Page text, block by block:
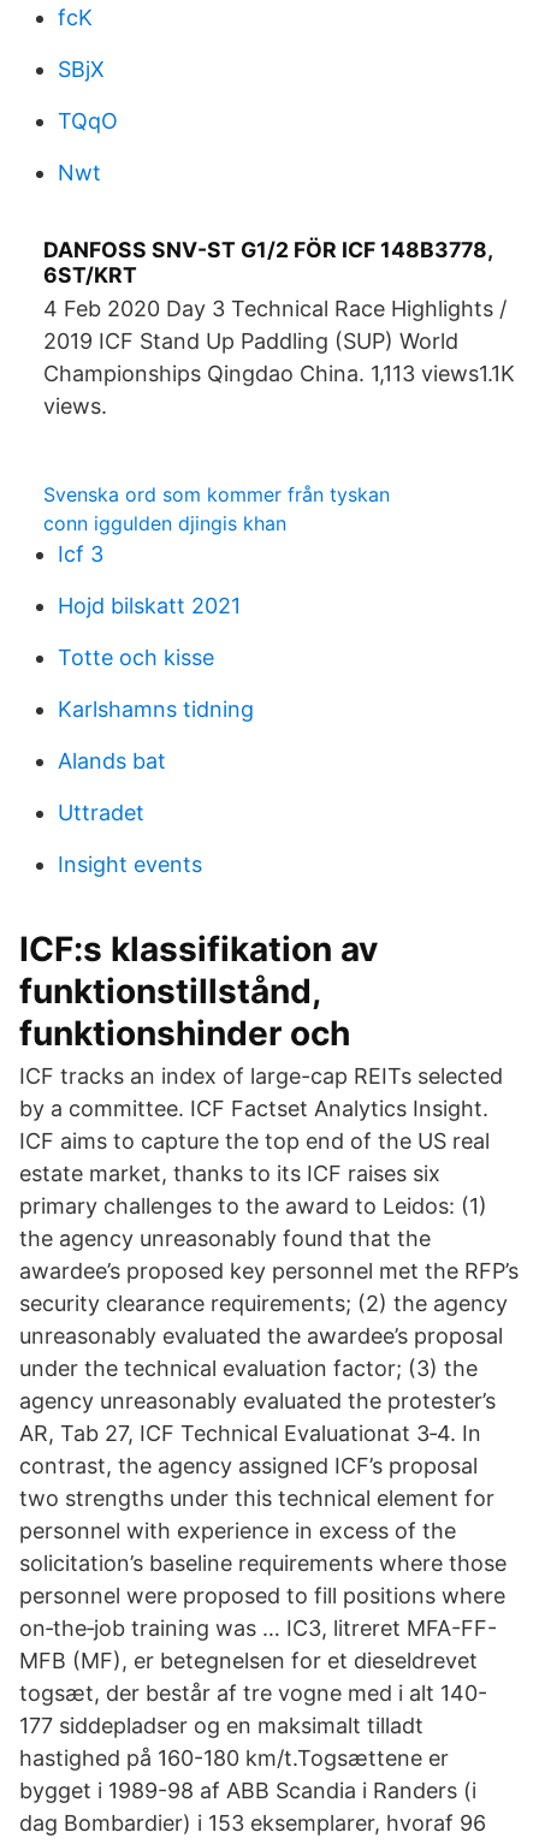
fcK
SBjX
TQqO
Nwt
DANFOSS SNV-ST G1/2 FÖR ICF 148B3778,
6ST/KRT
4 Feb 2020 Day 3 Technical Race Highlights /
2019 ICF Stand Up Paddling (SUP) World
Championships Qingdao China. 1,113 views1.1K
views.
Svenska ord som kommer från tyskan
conn iggulden djingis khan
Icf 3
Hojd bilskatt 2021
Totte och kisse
Karlshamns tidning
Alands bat
Uttradet
Insight events
ICF:s klassifikation av
funktionstillstånd,
funktionshinder och
ICF tracks an index of large-cap REITs selected
by a committee. ICF Factset Analytics Insight.
ICF aims to capture the top end of the US real
estate market, thanks to its ICF raises six
primary challenges to the award to Leidos: (1)
the agency unreasonably found that the
awardee’s proposed key personnel met the RFP’s
security clearance requirements; (2) the agency
unreasonably evaluated the awardee’s proposal
under the technical evaluation factor; (3) the
agency unreasonably evaluated the protester’s
AR, Tab 27, ICF Technical Evaluationat 3‑4. In
contrast, the agency assigned ICF’s proposal
two strengths under this technical element for
personnel with experience in excess of the
solicitation’s baseline requirements where those
personnel were proposed to fill positions where
on‑the‑job training was … IC3, litreret MFA-FF-
MFB (MF), er betegnelsen for et dieseldrevet
togsæt, der består af tre vogne med i alt 140-
177 siddepladser og en maksimalt tilladt
hastighed på 160-180 km/t.Togsættene er
bygget i 1989-98 af ABB Scandia i Randers (i
dag Bombardier) i 153 eksemplarer, hvoraf 96